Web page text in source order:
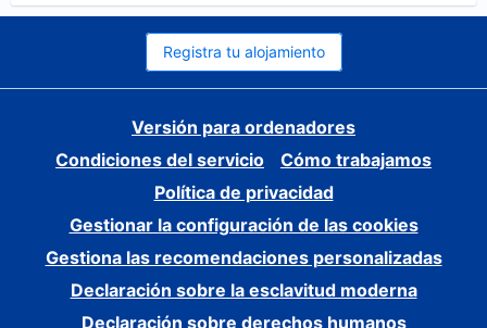
Registra tu alojamiento
Versión para ordenadores
Condiciones del servicio
Cómo trabajamos
Política de privacidad
Gestionar la configuración de las cookies
Gestiona las recomendaciones personalizadas
Declaración sobre la esclavitud moderna
Declaración sobre derechos humanos